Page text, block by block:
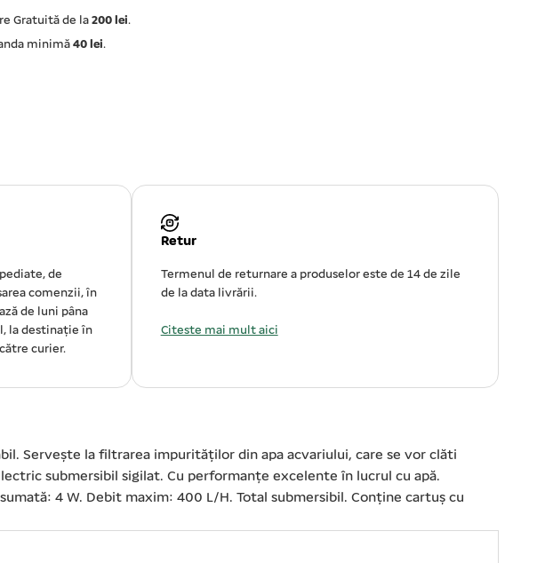
Gratuită de la200 lei.
minimă40 lei.
de
comenzii, în
de luni pâna
la destinație în
curier.
Retur
Termenul de returnare a produselor este de 14 de zile
de la data livrării.
Citeste mai mult aici
Servește la filtrarea impurităților din apa acvariului, care se vor clăti
submersibil sigilat. Cu performanțe excelente în lucrul cu apă.
4 W. Debit maxim: 400 L/H. Total submersibil. Conține cartuș cu